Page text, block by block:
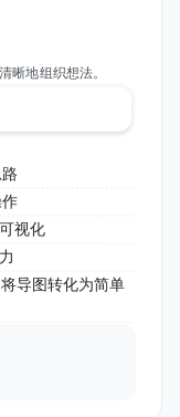
晰地组织想法。
视化
导图转化为简单